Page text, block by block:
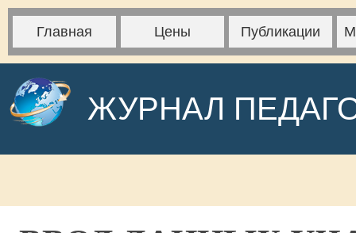
Главная Цены Публикации
ЖУРНАЛ